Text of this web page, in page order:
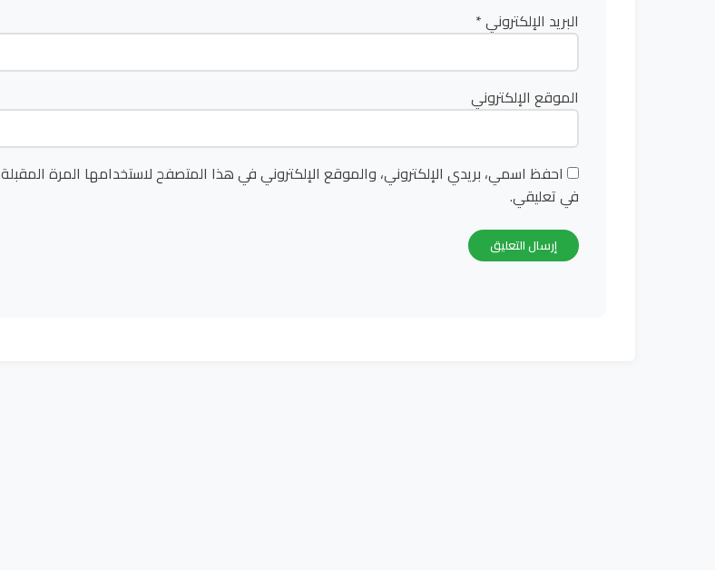
البريد الإلكتروني*
الموقع الإلكتروني
احفظ اسمي، بريدي الإلكتروني، والموقع الإلكتروني في هذا المتصفح لاستخدامها المرة المقبلة
في تعليقي.